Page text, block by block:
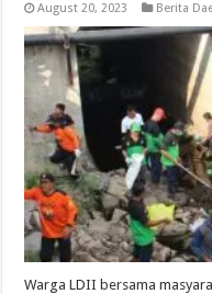
August 20, 2023 Berita
Warga LDII bersama